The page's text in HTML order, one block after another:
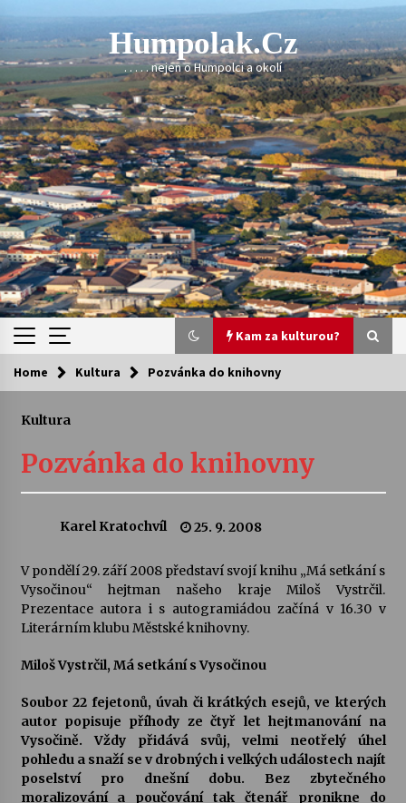
content
Humpolak.cz
. . . . . nejen o Humpolci a okolí
Kam za kulturou?
Kam za kulturou?
Sukuba Ensemble
4. 8. 2026
Vernisáž výstavy Josefíny Duškové: Stávám se
kapkou
Veselí muzikanti
30. 7. 2026
šedesátka: 28. 7.–1. 8. 2026
28. 7. 2026
Letní koncerty ve Stromovce: Kolchoz a
Jenakaši
Home Kultura Pozvánka do knihovny
Kultura
Pozvánka do knihovny
Karel Kratochvíl 25. 9. 2008
V pondělí 29. září 2008 představí svojí knihu „Má setkání s
Vysočinou“ hejtman našeho kraje Miloš Vystrčil.
Prezentace autora i s autogramiádou začíná v 16.30 v
Literárním klubu Městské knihovny.
Miloš Vystrčil, Má setkání s Vysočinou
Soubor 22 fejetonů, úvah či krátkých esejů, ve kterých
autor popisuje příhody ze čtyř let hejtmanování na
Vysočině. Vždy přidává svůj, velmi neotřelý úhel
pohledu a snaží se v drobných i velkých událostech najít
poselství pro dnešní dobu. Bez zbytečného
moralizování a poučování tak čtenář pronikne do